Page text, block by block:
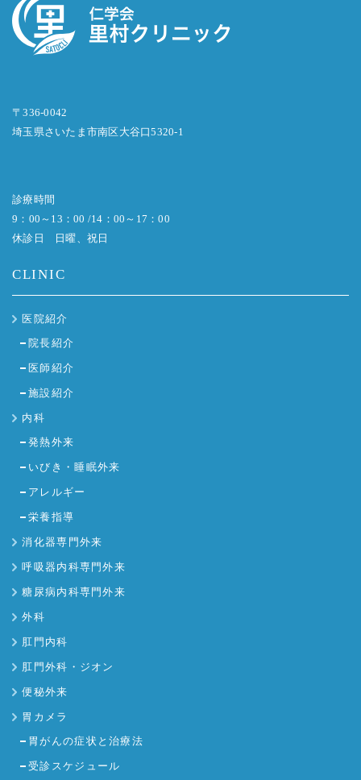
〒336-0042
埼玉県さいたま市南区大谷口5320-1
診療時間
9：00～13：00 /14：00～17：00
休診日 日曜、祝日
CLINIC
医院紹介
院長紹介
医師紹介
施設紹介
内科
発熱外来
いびき・睡眠外来
アレルギー
栄養指導
消化器専門外来
呼吸器内科専門外来
糖尿病内科専門外来
外科
肛門内科
肛門外科・ジオン
便秘外来
胃カメラ
胃がんの症状と治療法
受診スケジュール